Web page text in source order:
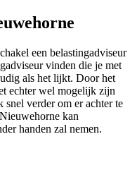
een belastingadviseur
vinden die je met
als het lijkt. Door het
echter wel mogelijk zijn
verder om er achter te
kan
handen zal nemen.